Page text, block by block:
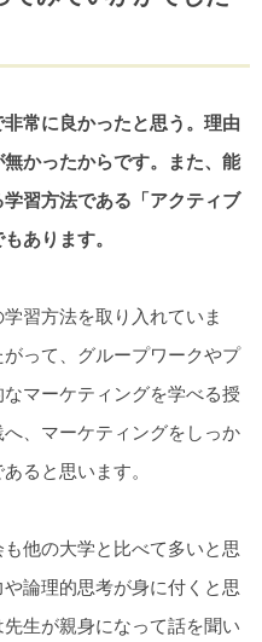
常に良かったと思う。理由
かったからです。また、能
習方法である「アクティブ
あります。
習方法を取り入れていま
って、グループワークやプ
マーケティングを学べる授
、マーケティングをしっか
ると思います。
他の大学と比べて多いと思
論理的思考が身に付くと思
生が親身になって話を聞い